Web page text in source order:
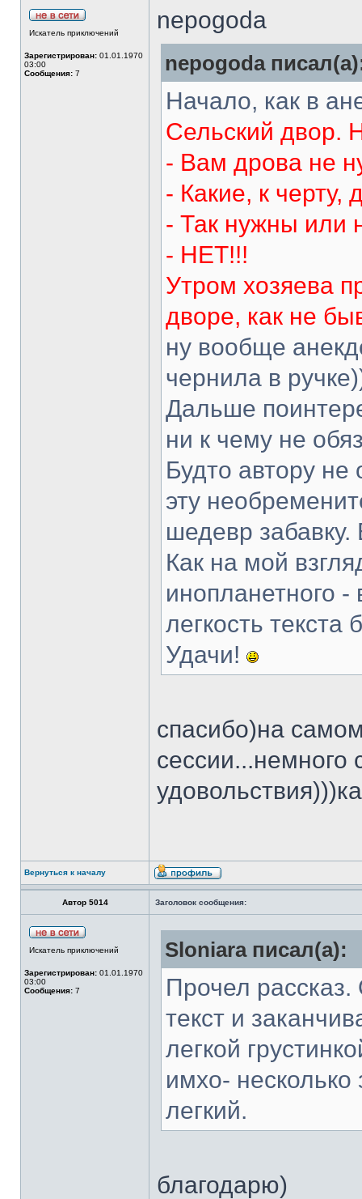
Искатель приключений
Зарегистрирован: 01.01.1970
03:00
Сообщения: 7
nepogoda
nepogoda
Начало, как в
Сельский двор.
- Вам дрова не
- Какие, к
- Так нужны или
- НЕТ!!!
Утром хозяева
дворе, как не
ну вообще
чернила в
Дальше
ни к чему не
Будто автору
эту
шедевр забавку.
Как на мой
инопланетного
легкость текста
Удачи!
спасибо)на
сессии...немного
Вернуться к началу
Автор 5014 Заголовок сообщения:
Искатель приключений
Зарегистрирован: 01.01.1970
03:00
Сообщения: 7
Sloniara писал(а):
Прочел
текст и
легкой
имхо- несколько
легкий.
благодарю)